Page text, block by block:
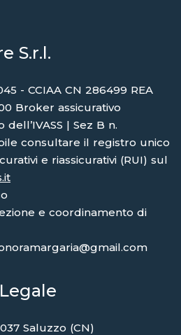
S.r.l.
- CCIAA CN 286499 REA
Broker assicurativo
| Sez B n.
consultare il registro unico
e riassicurativi (RUI) sul
e coordinamento di
Saluzzo (CN)